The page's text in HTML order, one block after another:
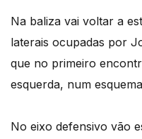
Na baliza vai voltar a
laterais ocupadas por
que no primeiro
esquerda, num
No eixo defensivo vão